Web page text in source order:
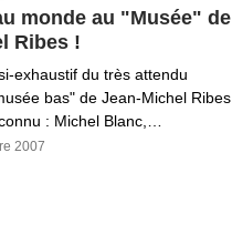
monde au "Musée" de
Ribes !
exhaustif du très attendu
bas" de Jean-Michel Ribes
: Michel Blanc,…
2007